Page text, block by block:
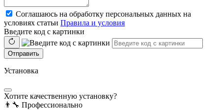
Соглашаюсь на обработку персональных данных на
условиях статьи Правила и условия
Введите код с картинки
Отправить
Установка
Хотите качественную установку?
👨‍🔧 Профессионально